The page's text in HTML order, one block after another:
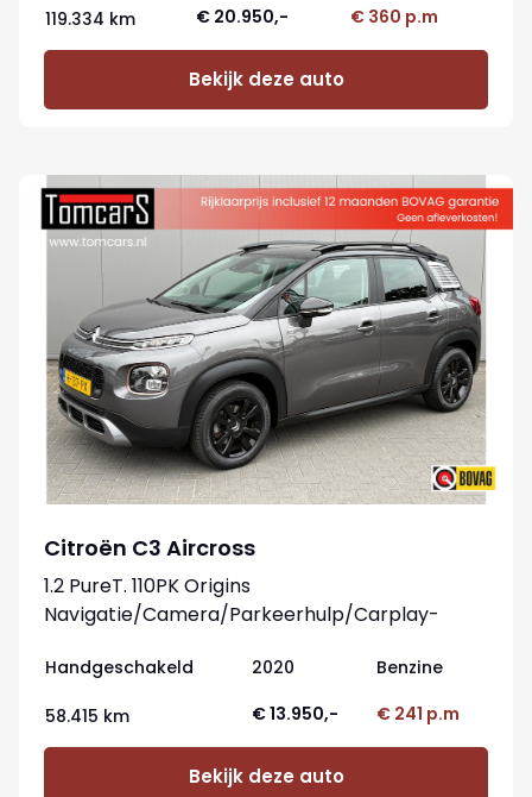
119.334 km € 20.950,- € 360 p.m
Bekijk deze auto
Citroën C3 Aircross
1.2 PureT. 110PK Origins
Navigatie/Camera/Parkeerhulp/Carplay-
Handgeschakeld 2020 Benzine
58.415 km € 13.950,- € 241 p.m
Bekijk deze auto